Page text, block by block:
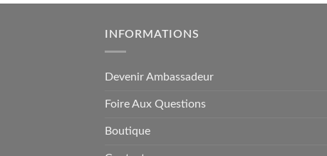
INFORMATIONS
Devenir Ambassadeur
Foire Aux Questions
Boutique